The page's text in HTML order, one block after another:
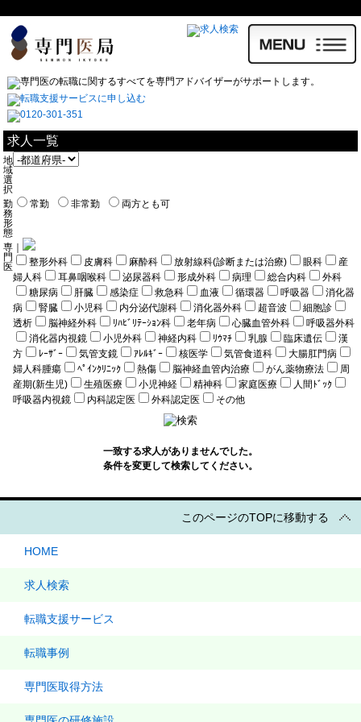
求人一覧
地
域
選
択
勤
務
形
態
常勤 非常勤 両方とも可
専
門
医
｜
整形外科
皮膚科 麻酔科 放射線科(診断または治療) 眼科
産
婦人科
耳鼻咽喉科 泌尿器科 形成外科 病理 総合内科
外科
糖尿病
肝臓 感染症 救急科 血液 循環器 呼吸器
消化器
病
腎臓 小児科 内分泌代謝科 消化器外科 超音波
細胞診
透析
脳神経外科 ﾘﾊﾋﾞﾘﾃｰｼｮﾝ科 老年病 心臓血管外科
呼吸器外科
消化器内視鏡
小児外科 神経内科 ﾘｳﾏﾁ 乳腺 臨床遺伝
漢
方
ﾚｰｻﾞｰ 気管支鏡 ｱﾚﾙｷﾞｰ 核医学 気管食道科
大腸肛門病
婦人科腫瘍
ﾍﾟｲﾝｸﾘﾆｯｸ 熱傷 脳神経血管内治療 がん薬物療法
周
産期(新生児)
生殖医療 小児神経 精神科 家庭医療
人間ﾄﾞｯｸ
呼吸器内視鏡
内科認定医 外科認定医 その他
一致する求人がありませんでした。
条件を変更して検索してください。
このページのTOPに移動する
HOME
求人検索
転職支援サービス
転職事例
専門医取得方法